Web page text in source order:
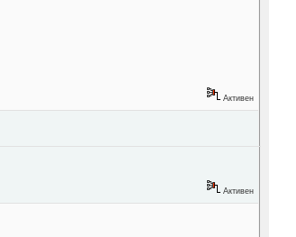
Активен
Активен